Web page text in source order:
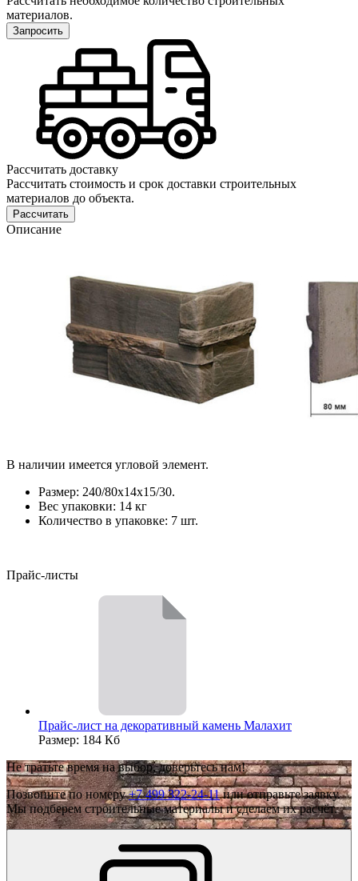
материалов.
Запросить
Рассчитать доставку
Рассчитать стоимость и срок доставки строительных
материалов до объекта.
Рассчитать
Описание
В наличии имеется угловой элемент.
Размер: 240/80х14х15/30.
Вес упаковки: 14 кг
Количество в упаковке: 7 шт.
Прайс-листы
Прайс-лист на декоративный камень Малахит
Размер: 184 Кб
Не тратьте время на выбор, доверьтесь нам!
Позвоните по номеру+7 499 322-24-11или отправьте заявку.
Мы подберем строительные материалы и сделаем их расчёт.